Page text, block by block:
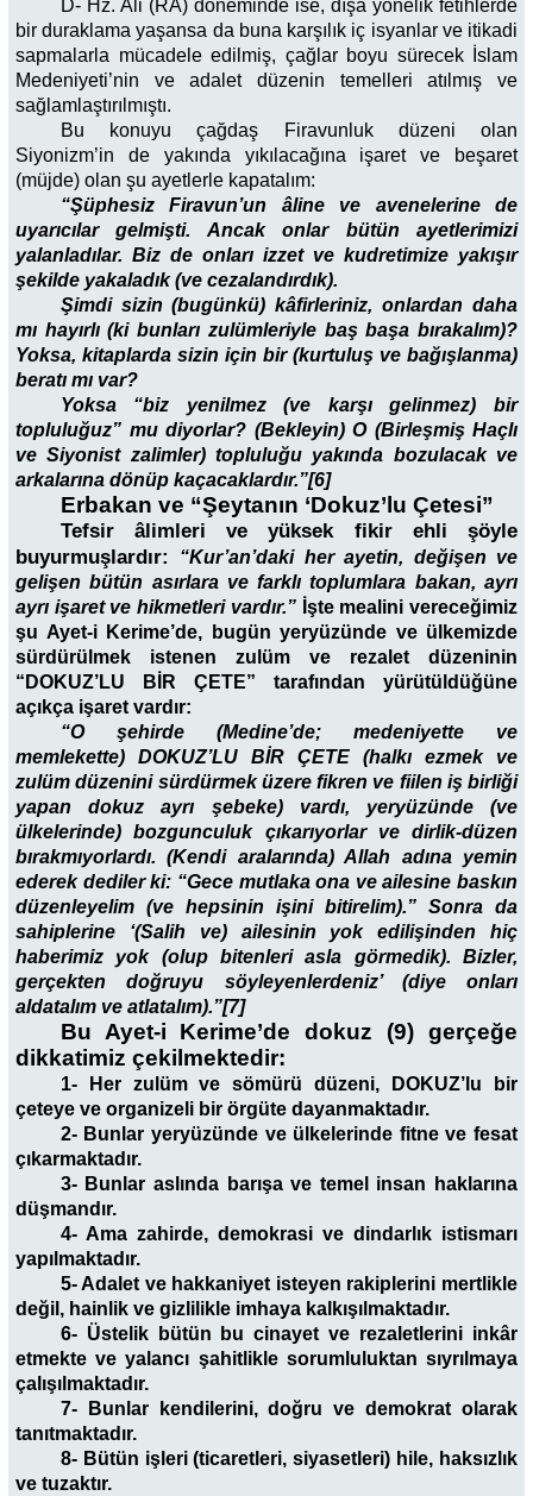
D- Hz. Ali (RA) döneminde ise, dışa yönelik fetihlerde
bir duraklama yaşansa da buna karşılık iç isyanlar ve itikadi
sapmalarla mücadele edilmiş, çağlar boyu sürecek İslam
Medeniyeti’nin ve adalet düzenin temelleri atılmış ve
sağlamlaştırılmıştı.
Bu konuyu çağdaş Firavunluk düzeni olan
Siyonizm’in de yakında yıkılacağına işaret ve beşaret
(müjde) olan şu ayetlerle kapatalım:
“Şüphesiz Firavun’un âline ve avenelerine de
uyarıcılar gelmişti. Ancak onlar bütün ayetlerimizi
yalanladılar. Biz de onları izzet ve kudretimize yakışır
şekilde yakaladık (ve cezalandırdık).
Şimdi sizin (bugünkü) kâfirleriniz, onlardan daha
mı hayırlı (ki bunları zulümleriyle baş başa bırakalım)?
Yoksa, kitaplarda sizin için bir (kurtuluş ve bağışlanma)
beratı mı var?
Yoksa “biz yenilmez (ve karşı gelinmez) bir
topluluğuz” mu diyorlar? (Bekleyin) O (Birleşmiş Haçlı
ve Siyonist zalimler) topluluğu yakında bozulacak ve
arkalarına dönüp kaçacaklardır.”[6]
Erbakan ve “Şeytanın ‘Dokuz’lu Çetesi”
Tefsir âlimleri ve yüksek fikir ehli şöyle
buyurmuşlardır:
“Kur’an’daki her ayetin, değişen ve
gelişen bütün asırlara ve farklı toplumlara bakan, ayrı
ayrı işaret ve hikmetleri vardır.” İşte mealini vereceğimiz
şu Ayet-i Kerime’de, bugün yeryüzünde ve ülkemizde
sürdürülmek istenen zulüm ve rezalet düzeninin
“DOKUZ’LU BİR ÇETE” tarafından yürütüldüğüne
açıkça işaret vardır:
“O şehirde (Medine’de; medeniyette ve
memlekette) DOKUZ’LU BİR ÇETE (halkı ezmek ve
zulüm düzenini sürdürmek üzere fikren ve fiilen iş birliği
yapan dokuz ayrı şebeke) vardı, yeryüzünde (ve
ülkelerinde) bozgunculuk çıkarıyorlar ve dirlik-düzen
bırakmıyorlardı. (Kendi aralarında) Allah adına yemin
ederek dediler ki: “Gece mutlaka ona ve ailesine baskın
düzenleyelim (ve hepsinin işini bitirelim).” Sonra da
sahiplerine ‘(Salih ve) ailesinin yok edilişinden hiç
haberimiz yok (olup bitenleri asla görmedik). Bizler,
gerçekten doğruyu söyleyenlerdeniz’ (diye onları
aldatalım ve atlatalım).”[7]
Bu Ayet-i Kerime’de dokuz (9) gerçeğe
dikkatimiz çekilmektedir:
1- Her zulüm ve sömürü düzeni, DOKUZ’lu bir
çeteye ve organizeli bir örgüte dayanmaktadır.
2- Bunlar yeryüzünde ve ülkelerinde fitne ve fesat
çıkarmaktadır.
3- Bunlar aslında barışa ve temel insan haklarına
düşmandır.
4- Ama zahirde, demokrasi ve dindarlık istismarı
yapılmaktadır.
5- Adalet ve hakkaniyet isteyen rakiplerini mertlikle
değil, hainlik ve gizlilikle imhaya kalkışılmaktadır.
6- Üstelik bütün bu cinayet ve rezaletlerini inkâr
etmekte ve yalancı şahitlikle sorumluluktan sıyrılmaya
çalışılmaktadır.
7- Bunlar kendilerini, doğru ve demokrat olarak
tanıtmaktadır.
8- Bütün işleri (ticaretleri, siyasetleri) hile, haksızlık
ve tuzaktır.